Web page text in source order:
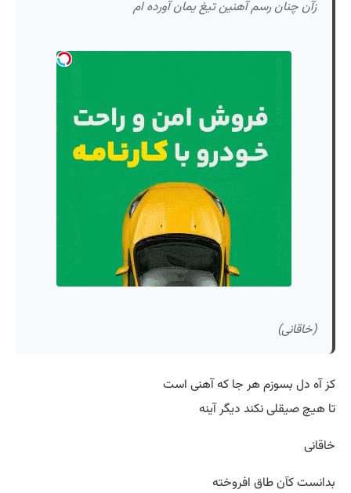
زآن چنان رسم آهنین تیغ یمان آورده ام
(خاقانی)
کز آه دل بسوزم هر جا که آهنی است
تا هیچ صیقلی نکند دیگر آینه
خاقانی
بدانست کآن طاق افروخته